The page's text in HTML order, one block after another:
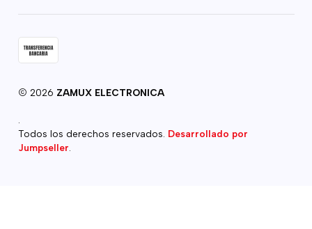
2026 ZAMUX ELECTRONICA
Todos los derechos reservados. Desarrollado por
Jumpseller